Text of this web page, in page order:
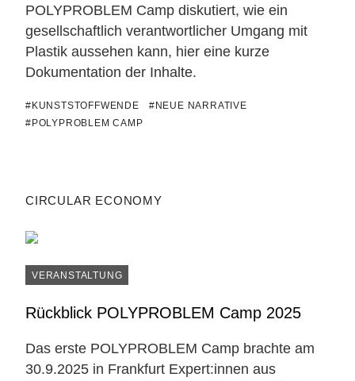
POLYPROBLEM Camp diskutiert, wie ein
gesellschaftlich verantwortlicher Umgang mit
Plastik aussehen kann, hier eine kurze
Dokumentation der Inhalte.
#KUNSTSTOFFWENDE
#NEUE NARRATIVE
#POLYPROBLEM CAMP
CIRCULAR ECONOMY
VERANSTALTUNG
Rückblick POLYPROBLEM Camp 2025
Das erste POLYPROBLEM Camp brachte am
30.9.2025 in Frankfurt Expert:innen aus